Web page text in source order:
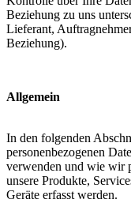
Beziehung zu uns
Lieferant,
Beziehung).
Allgemein
In den folgenden
personenbezogenen
verwenden und wie wir
unsere Produkte,
Geräte erfasst werden.